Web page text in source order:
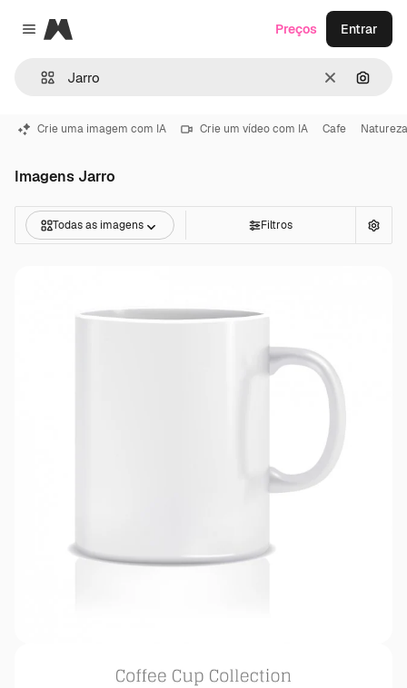
Close menu
Magnific
Limpar
Preços Entrar
Crie uma imagem com IA Crie um vídeo com IA Cafe Natureza
Imagens Jarro
Todas as imagens Filtros